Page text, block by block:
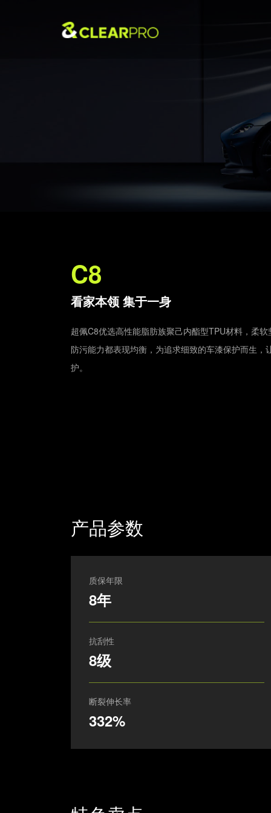
C8
看家本领 集于一身
超佩C8优选高性能脂肪族聚己内酯型TPU材料，柔
防污能力都表现均衡，为追求细致的车漆保护而生，
护。
产品参数
质保年限
8年
抗刮性
8级
断裂伸长率
332%